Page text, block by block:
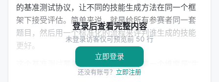
的基准测试协议，让不同的技能生成方法在同一个框
架下接受评估。简单来说，就是给所有参赛者同一套
题目，然后用一个标准化的流程来评判谁生成的技能
更好。
这个基准测试覆盖了两个关键维度。第一个维度是"生
成时机"：技能可以在任务明确之后才生成（task-
登录后查看完整内容
未登录访客仅可预览前 50 行
立即登录
还没有账号？ 立即注册